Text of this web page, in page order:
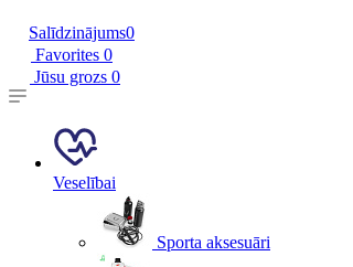
Salīdzinājums0
Favorites 0
Jūsu grozs 0
Veselībai
Sporta aksesuāri